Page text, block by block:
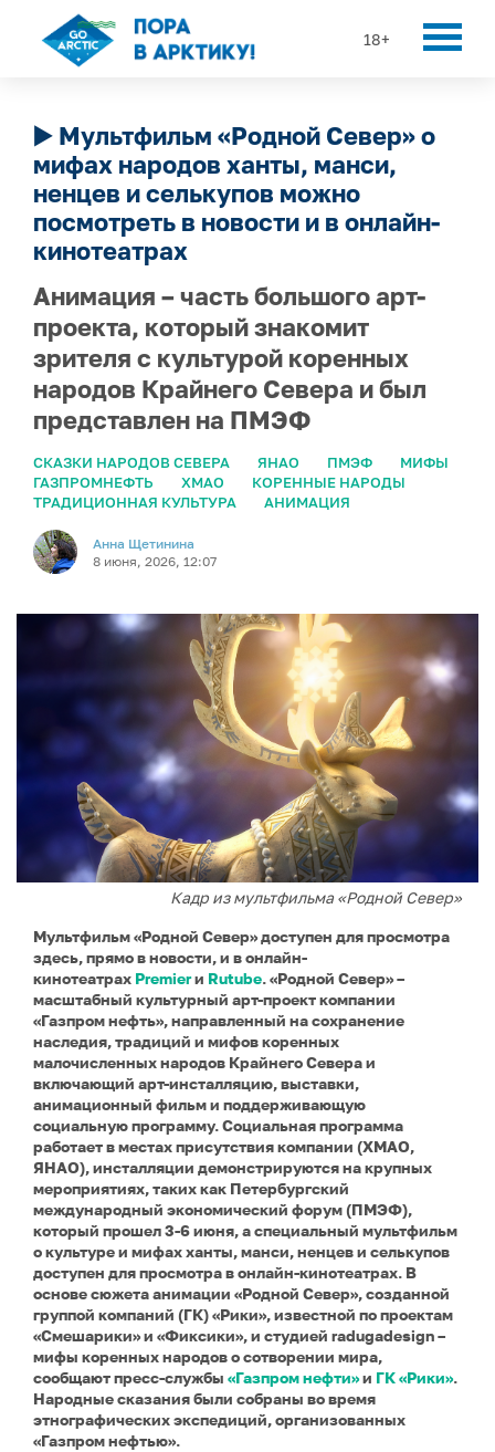
18+
▶️ Мультфильм «Родной Север» о
мифах народов ханты, манси,
ненцев и селькупов можно
посмотреть в новости и в онлайн-
кинотеатрах
Анимация – часть большого арт-
проекта, который знакомит
зрителя с культурой коренных
народов Крайнего Севера и был
представлен на ПМЭФ
СКАЗКИ НАРОДОВ СЕВЕРА ЯНАО ПМЭФ
МИФЫ
ГАЗПРОМНЕФТЬ
ХМАО
КОРЕННЫЕ НАРОДЫ
ТРАДИЦИОННАЯ КУЛЬТУРА
АНИМАЦИЯ
Анна Щетинина
8 июня, 2026, 12:07
Кадр из мультфильма «Родной Север»
Мультфильм «Родной Север» доступен для просмотра
здесь, прямо в новости, и в онлайн-
кинотеатрах Premierи Rutube. «Родной Север» –
масштабный культурный арт-проект компании
«Газпром нефть», направленный на сохранение
наследия, традиций и мифов коренных
малочисленных народов Крайнего Севера и
включающий арт-инсталляцию, выставки,
анимационный фильм и поддерживающую
социальную программу. Социальная программа
работает в местах присутствия компании (ХМАО,
ЯНАО), инсталляции демонстрируются на крупных
мероприятиях, таких как Петербургский
международный экономический форум (ПМЭФ),
который прошел 3-6 июня, а специальный мультфильм
о культуре и мифах ханты, манси, ненцев и селькупов
доступен для просмотра в онлайн-кинотеатрах. В
основе сюжета анимации «Родной Север», созданной
группой компаний (ГК) «Рики», известной по проектам
«Смешарики» и «Фиксики», и студией radugadesign–
мифы коренных народов о сотворении мира,
сообщают пресс-службы «Газпром нефти»и ГК «Рики».
Народные сказания были собраны во время
этнографических экспедиций, организованных
«Газпром нефтью».